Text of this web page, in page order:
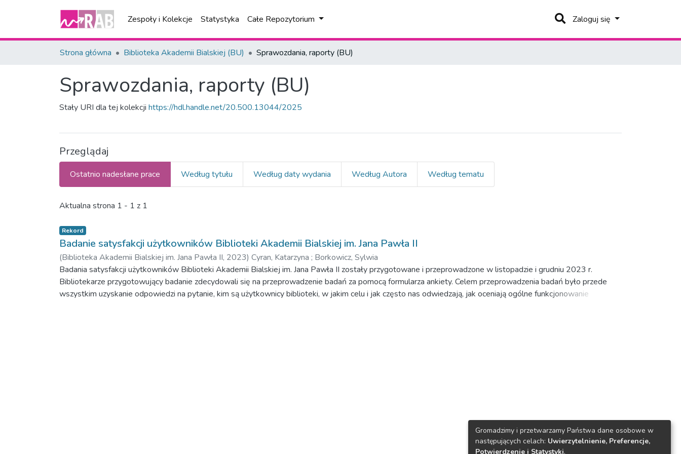
Zespoły i Kolekcje Statystyka Całe Repozytorium Zaloguj się
Strona główna Biblioteka Akademii Bialskiej (BU) Sprawozdania, raporty (BU)
Sprawozdania, raporty (BU)
Stały URI dla tej kolekcji https://hdl.handle.net/20.500.13044/2025
Przeglądaj
Ostatnio nadesłane prace Według tytułu Według daty wydania Według Autora Według tematu
Ostatnio nadesłane prace
Aktualna strona 1 - 1 z 1
Rekord
Badanie satysfakcji użytkowników Biblioteki Akademii Bialskiej im. Jana Pawła II
(Biblioteka Akademii Bialskiej im. Jana Pawła II, 2023) Cyran, Katarzyna ; Borkowicz, Sylwia
Badania satysfakcji użytkowników Biblioteki Akademii Bialskiej im. Jana Pawła II zostały przygotowane i przeprowadzone w listopadzie i grudniu 2023 r.
Bibliotekarze przygotowujący badanie zdecydowali się na przeprowadzenie badań za pomocą formularza ankiety. Celem przeprowadzenia badań było przede
wszystkim uzyskanie odpowiedzi na pytanie, kim są użytkownicy biblioteki, w jakim celu i jak często nas odwiedzają, jak oceniają ogólne funkcjonowanie
Gromadzimy i przetwarzamy Państwa dane osobowe w
następujących celach: Uwierzytelnienie, Preferencje,
Potwierdzenie i Statystyki.